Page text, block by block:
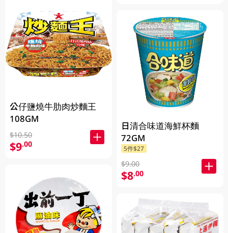
公仔鹽燒牛肋肉炒麵王
108GM
$10.50
$9.00
日清合味道海鮮杯麵
72GM
5件$27
$9.00
$8.00